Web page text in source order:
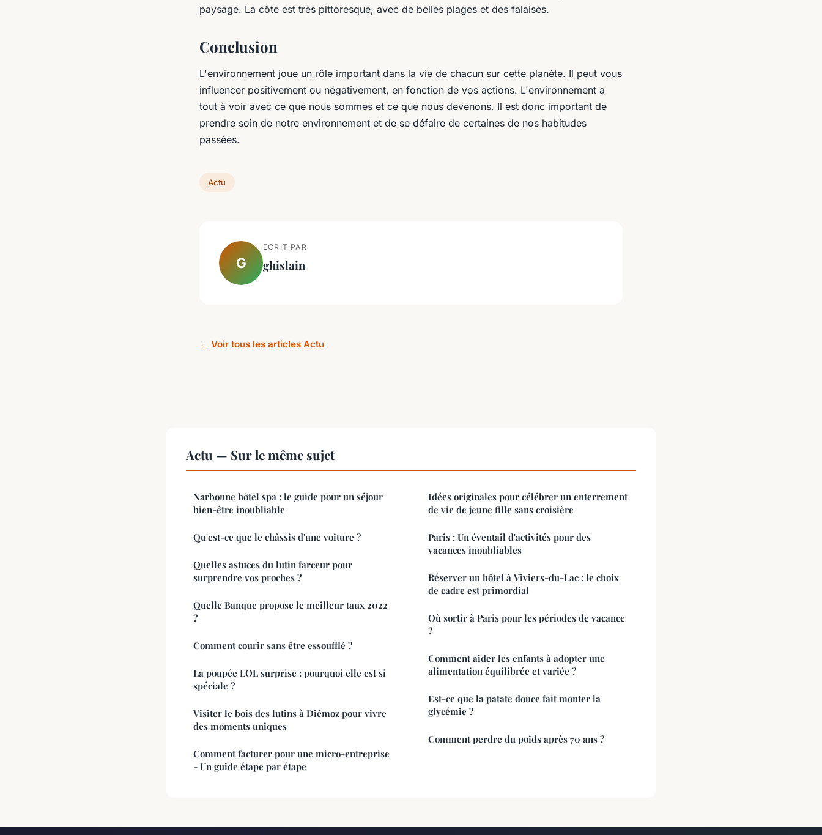
paysage. La côte est très pittoresque, avec de belles plages et des falaises.
Conclusion
L'environnement joue un rôle important dans la vie de chacun sur cette planète. Il peut vous
influencer positivement ou négativement, en fonction de vos actions. L'environnement a
tout à voir avec ce que nous sommes et ce que nous devenons. Il est donc important de
prendre soin de notre environnement et de se défaire de certaines de nos habitudes
passées.
Actu
G
ECRIT PAR
ghislain
← Voir tous les articles Actu
Actu — Sur le même sujet
Narbonne hôtel spa : le guide pour un séjour
bien-être inoubliable
Qu'est-ce que le châssis d'une voiture ?
Quelles astuces du lutin farceur pour
surprendre vos proches ?
Quelle Banque propose le meilleur taux 2022
?
Comment courir sans être essoufflé ?
La poupée LOL surprise : pourquoi elle est si
spéciale ?
Visiter le bois des lutins à Diémoz pour vivre
des moments uniques
Comment facturer pour une micro-entreprise
- Un guide étape par étape
Idées originales pour célébrer un enterrement
de vie de jeune fille sans croisière
Paris : Un éventail d'activités pour des
vacances inoubliables
Réserver un hôtel à Viviers-du-Lac : le choix
de cadre est primordial
Où sortir à Paris pour les périodes de vacance
?
Comment aider les enfants à adopter une
alimentation équilibrée et variée ?
Est-ce que la patate douce fait monter la
glycémie ?
Comment perdre du poids après 70 ans ?